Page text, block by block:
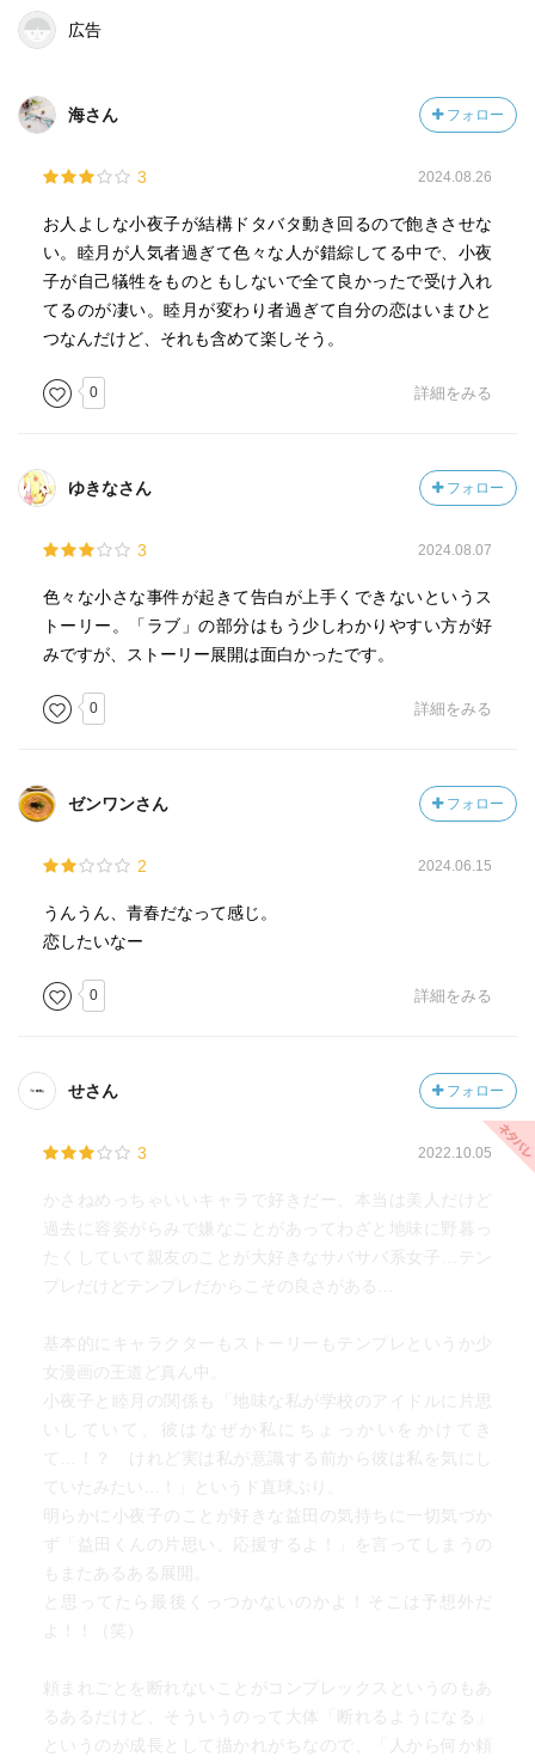
広告
海さん フォロー
3 2024.08.26
お人よしな小夜子が結構ドタバタ動き回るので飽きさせな
い。睦月が人気者過ぎて色々な人が錯綜してる中で、小夜
子が自己犠牲をものともしないで全て良かったで受け入れ
てるのが凄い。睦月が変わり者過ぎて自分の恋はいまひと
つなんだけど、それも含めて楽しそう。
0 詳細をみる
ゆきなさん フォロー
3 2024.08.07
色々な小さな事件が起きて告白が上手くできないというス
トーリー。「ラブ」の部分はもう少しわかりやすい方が好
みですが、ストーリー展開は面白かったです。
0 詳細をみる
ゼンワンさん フォロー
2 2024.06.15
うんうん、青春だなって感じ。
恋したいなー
0 詳細をみる
せさん フォロー
3 2022.10.05
かさねめっちゃいいキャラで好きだー、本当は美人だけど
過去に容姿がらみで嫌なことがあってわざと地味に野暮っ
たくしていて親友のことが大好きなサバサバ系女子…テン
プレだけどテンプレだからこその良さがある…
基本的にキャラクターもストーリーもテンプレというか少
女漫画の王道ど真ん中。
小夜子と睦月の関係も「地味な私が学校のアイドルに片思
いしていて、彼はなぜか私にちょっかいをかけてき
て…！？ けれど実は私が意識する前から彼は私を気にし
ていたみたい…！」というド直球ぶり。
明らかに小夜子のことが好きな益田の気持ちに一切気づか
ず「益田くんの片思い、応援するよ！」を言ってしまうの
もまたあるある展開。
と思ってたら最後くっつかないのかよ！そこは予想外だ
よ！！（笑）
頼まれごとを断れないことがコンプレックスというのもあ
るあるだけど、そういうのって大体「断れるようになる」
というのが成長として描かれがちなので、「人から何か頼